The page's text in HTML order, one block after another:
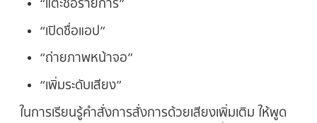
“แตะชื่อรายการ”
“เปิดชื่อแอป”
“ถ่ายภาพหน้าจอ”
“เพิ่มระดับเสียง”
ในการเรียนรู้คำสั่งการสั่งการด้วยเสียงเพิ่มเติม ให้พูด